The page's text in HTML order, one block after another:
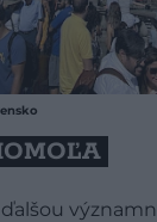
ďalšou